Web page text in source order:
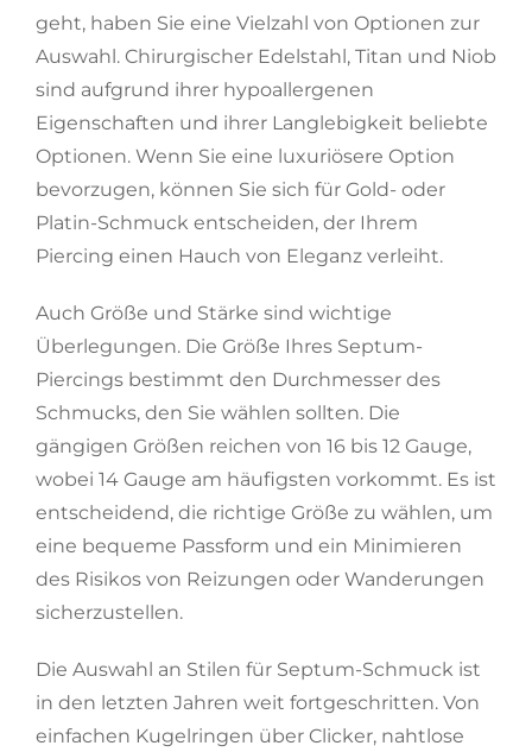
geht, haben Sie eine Vielzahl von Optionen zur
Auswahl. Chirurgischer Edelstahl, Titan und Niob
sind aufgrund ihrer hypoallergenen
Eigenschaften und ihrer Langlebigkeit beliebte
Optionen. Wenn Sie eine luxuriösere Option
bevorzugen, können Sie sich für Gold- oder
Platin-Schmuck entscheiden, der Ihrem
Piercing einen Hauch von Eleganz verleiht.
Auch Größe und Stärke sind wichtige
Überlegungen. Die Größe Ihres Septum-
Piercings bestimmt den Durchmesser des
Schmucks, den Sie wählen sollten. Die
gängigen Größen reichen von 16 bis 12 Gauge,
wobei 14 Gauge am häufigsten vorkommt. Es ist
entscheidend, die richtige Größe zu wählen, um
eine bequeme Passform und ein Minimieren
des Risikos von Reizungen oder Wanderungen
sicherzustellen.
Die Auswahl an Stilen für Septum-Schmuck ist
in den letzten Jahren weit fortgeschritten. Von
einfachen Kugelringen über Clicker, nahtlose